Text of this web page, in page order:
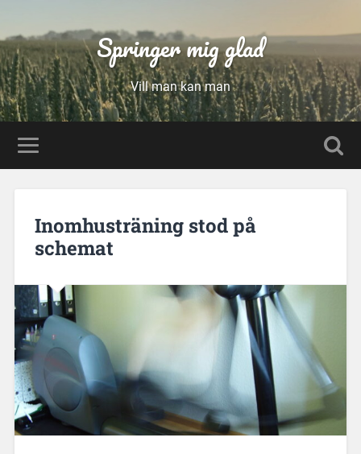
Springer mig glad
Vill man kan man
Inomhusträning stod på
schemat